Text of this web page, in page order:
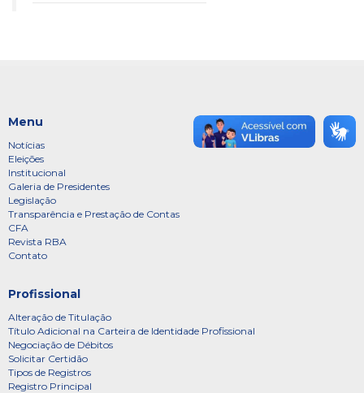
Menu
Notícias
Eleições
Institucional
Galeria de Presidentes
Legislação
Transparência e Prestação de Contas
CFA
Revista RBA
Contato
Profissional
Alteração de Titulação
Título Adicional na Carteira de Identidade Profissional
Negociação de Débitos
Solicitar Certidão
Tipos de Registros
Registro Principal